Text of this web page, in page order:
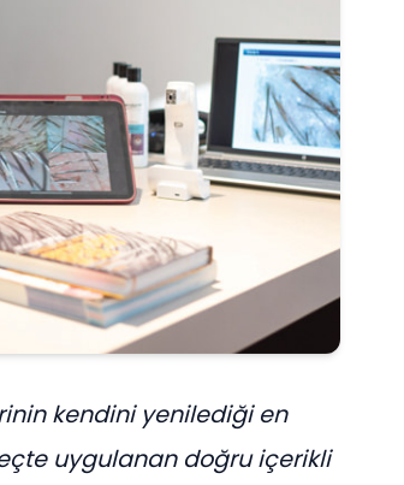
kendini yenilediği en
uygulanan doğru içerikli